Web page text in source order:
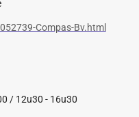
Compas-Bv.html
/ 12u30 - 16u30